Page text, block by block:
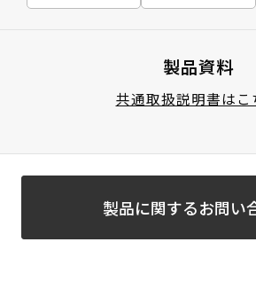
製品資料
共通取扱説明書はこ
製品に関するお問い